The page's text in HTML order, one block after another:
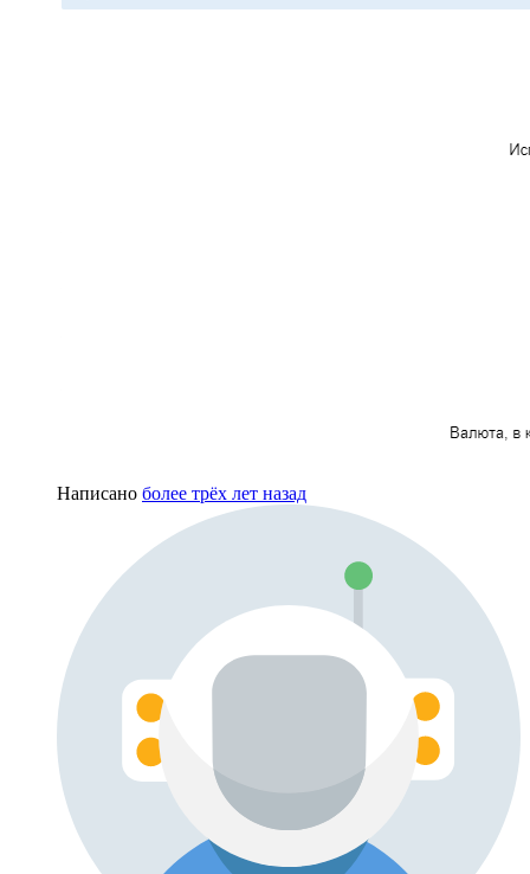
Написано более трёх лет назад